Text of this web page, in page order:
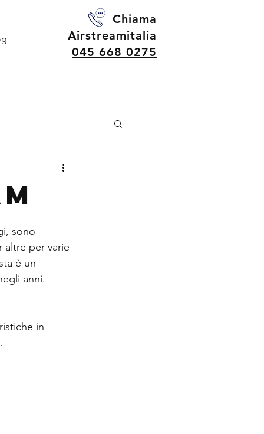
Chiama
Airstreamitalia
045 668 0275
sono
altre per varie
è un
anni.
in